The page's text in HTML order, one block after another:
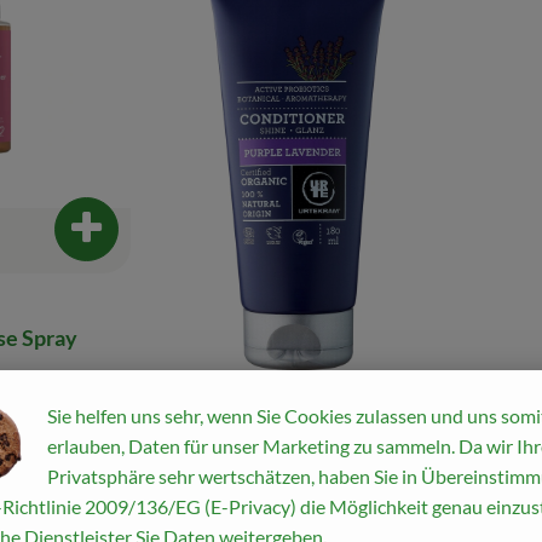
Spray
Produkt zum Warenkorb hinzufügen
, Preis:
7,99 €/ 180 ml
Produkt zum
, Preis:
6,49
Sie helfen uns sehr, wenn Sie Cookies zulassen und uns
erlauben, Daten für unser Marketing zu sammeln. Da wir
Privatsphäre sehr wertschätzen, haben Sie in
2009/136/EG (E-Privacy) die Möglichkeit genau
Dienstleister Sie Daten weitergeben.